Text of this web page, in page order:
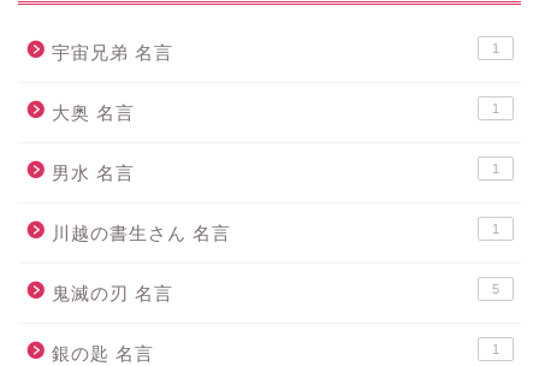
宇宙兄弟 名言 1
大奥 名言 1
男水 名言 1
川越の書生さん 名言 1
鬼滅の刃 名言 5
銀の匙 名言 1